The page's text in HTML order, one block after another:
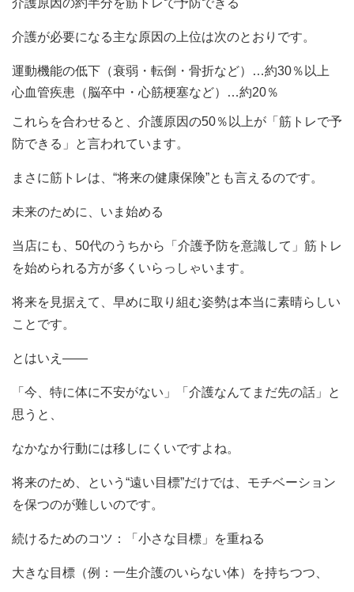
介護原因の約半分を筋トレで予防できる
介護が必要になる主な原因の上位は次のとおりです。
運動機能の低下（衰弱・転倒・骨折など）…約30％以上
心血管疾患（脳卒中・心筋梗塞など）…約20％
これらを合わせると、介護原因の50％以上が「筋トレで予
防できる」と言われています。
まさに筋トレは、“将来の健康保険”とも言えるのです。
未来のために、いま始める
当店にも、50代のうちから「介護予防を意識して」筋トレ
を始められる方が多くいらっしゃいます。
将来を見据えて、早めに取り組む姿勢は本当に素晴らしい
ことです。
とはいえ——
「今、特に体に不安がない」「介護なんてまだ先の話」と
思うと、
なかなか行動には移しにくいですよね。
将来のため、という“遠い目標”だけでは、モチベーション
を保つのが難しいのです。
続けるためのコツ：「小さな目標」を重ねる
大きな目標（例：一生介護のいらない体）を持ちつつ、